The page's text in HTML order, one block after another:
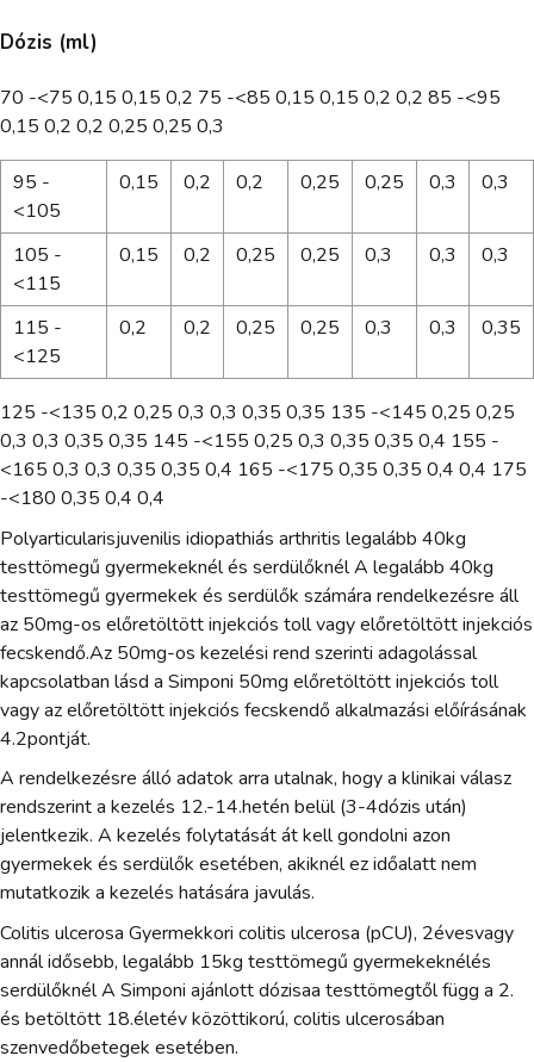
Dózis (ml)
70 -<75 0,15 0,15 0,2 75 -<85 0,15 0,15 0,2 0,2 85 -<95
0,15 0,2 0,2 0,25 0,25 0,3
95 -
<105
0,15 0,2 0,2 0,25 0,25 0,3 0,3
105 -
<115
0,15 0,2 0,25 0,25 0,3 0,3 0,3
115 -
<125
0,2 0,2 0,25 0,25 0,3 0,3 0,35
125 -<135 0,2 0,25 0,3 0,3 0,35 0,35 135 -<145 0,25 0,25
0,3 0,3 0,35 0,35 145 -<155 0,25 0,3 0,35 0,35 0,4 155 -
<165 0,3 0,3 0,35 0,35 0,4 165 -<175 0,35 0,35 0,4 0,4 175
-<180 0,35 0,4 0,4
Polyarticularisjuvenilis idiopathiás arthritis legalább 40kg
testtömegű gyermekeknél és serdülőknél A legalább 40kg
testtömegű gyermekek és serdülők számára rendelkezésre áll
az 50mg-os előretöltött injekciós toll vagy előretöltött injekciós
fecskendő.Az 50mg-os kezelési rend szerinti adagolással
kapcsolatban lásd a Simponi 50mg előretöltött injekciós toll
vagy az előretöltött injekciós fecskendő alkalmazási előírásának
4.2pontját.
A rendelkezésre álló adatok arra utalnak, hogy a klinikai válasz
rendszerint a kezelés 12.-14.hetén belül (3-4dózis után)
jelentkezik. A kezelés folytatását át kell gondolni azon
gyermekek és serdülők esetében, akiknél ez időalatt nem
mutatkozik a kezelés hatására javulás.
Colitis ulcerosa Gyermekkori colitis ulcerosa (pCU), 2évesvagy
annál idősebb, legalább 15kg testtömegű gyermekeknélés
serdülőknél A Simponi ajánlott dózisaa testtömegtől függ a 2.
és betöltött 18.életév közöttikorú, colitis ulcerosában
szenvedőbetegek esetében.